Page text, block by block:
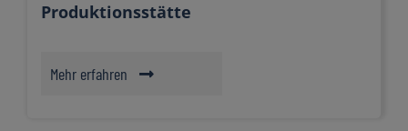
Produktionsstätte
Mehr erfahren